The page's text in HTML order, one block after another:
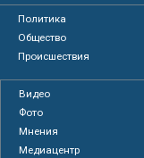
Политика
Общество
Происшествия
Видео
Фото
Мнения
Медиацентр